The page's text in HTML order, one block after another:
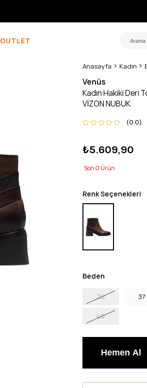
OUTLET
Anasayfa Kadın
Venüs
Kadın Hakiki Deri
VİZON NUBUK
0.0
₺5.609,90
0
Renk Seçenekleri
Beden
36 37
40